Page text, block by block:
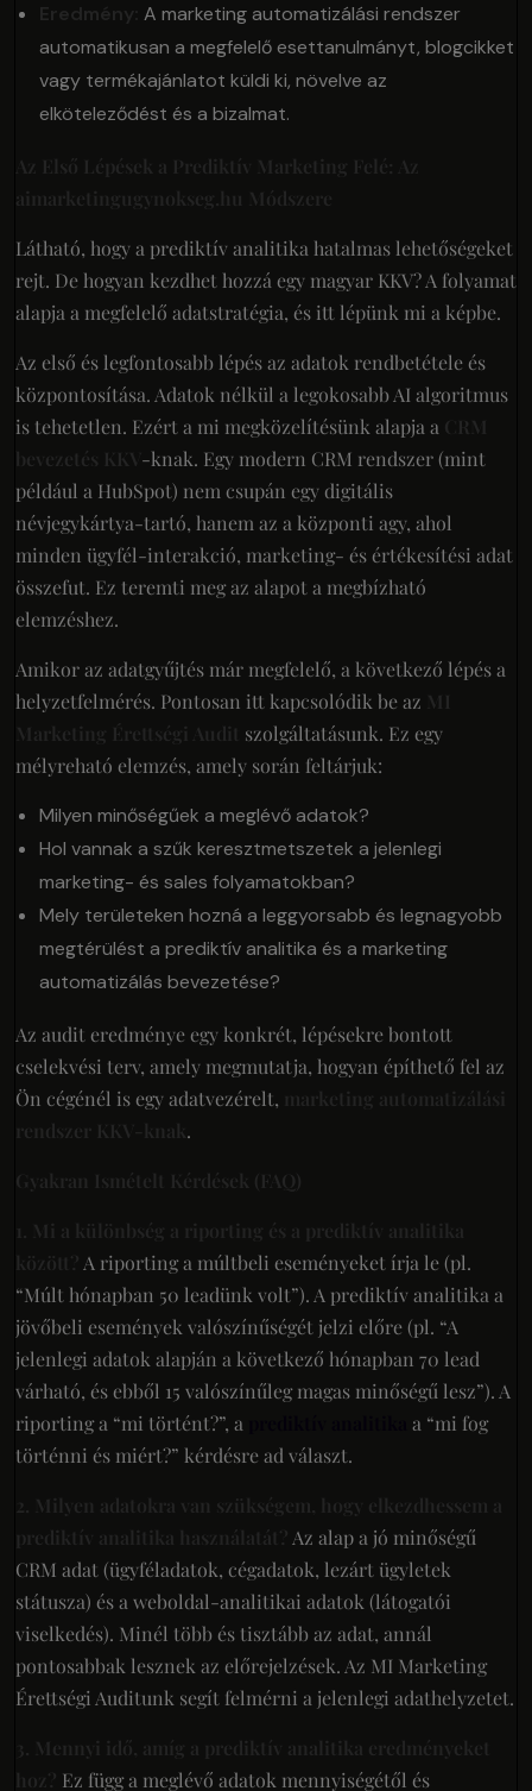
A marketing automatizálási rendszer
automatikusan a megfelelő esettanulmányt, blogcikket
vagy termékajánlatot küldi ki, növelve az
elköteleződést és a bizalmat.
Az Első Lépések a Prediktív Marketing Felé: Az
aimarketingugynokseg.hu Módszere
Látható, hogy a prediktív analitika hatalmas lehetőségeket
rejt. De hogyan kezdhet hozzá egy magyar KKV? A folyamat
alapja a megfelelő adatstratégia, és itt lépünk mi a képbe.
Az első és legfontosabb lépés az adatok rendbetétele és
központosítása. Adatok nélkül a legokosabb AI algoritmus
is tehetetlen. Ezért a mi megközelítésünk alapja a
CRM
bevezetés KKV -knak. Egy modern CRM rendszer (mint
például a HubSpot) nem csupán egy digitális
névjegykártya-tartó, hanem az a központi agy, ahol
minden ügyfél-interakció, marketing- és értékesítési adat
összefut. Ez teremti meg az alapot a megbízható
elemzéshez.
Amikor az adatgyűjtés már megfelelő, a következő lépés a
helyzetfelmérés. Pontosan itt kapcsolódik be az MI
Marketing Érettségi Audit
szolgáltatásunk. Ez egy
mélyreható elemzés, amely során feltárjuk:
Milyen minőségűek a meglévő adatok?
Hol vannak a szűk keresztmetszetek a jelenlegi
marketing- és sales folyamatokban?
Mely területeken hozná a leggyorsabb és legnagyobb
megtérülést a prediktív analitika és a marketing
automatizálás bevezetése?
Az audit eredménye egy konkrét, lépésekre bontott
cselekvési terv, amely megmutatja, hogyan építhető fel az
Ön cégénél is egy adatvezérelt,
marketing automatizálási
rendszer KKV-knak .
Gyakran Ismételt Kérdések (FAQ)
1. Mi a különbség a riporting és a prediktív analitika
között?
A riporting a múltbeli eseményeket írja le (pl.
“Múlt hónapban 50 leadünk volt”). A prediktív analitika a
jövőbeli események valószínűségét jelzi előre (pl. “A
jelenlegi adatok alapján a következő hónapban 70 lead
várható, és ebből 15 valószínűleg magas minőségű lesz”). A
riporting a “mi történt?”, a
a “mi fog
történni és miért?” kérdésre ad választ.
2. Milyen adatokra van szükségem, hogy elkezdhessem a
prediktív analitika használatát?
Az alap a jó minőségű
CRM adat (ügyféladatok, cégadatok, lezárt ügyletek
státusza) és a weboldal-analitikai adatok (látogatói
viselkedés). Minél több és tisztább az adat, annál
pontosabbak lesznek az előrejelzések. Az MI Marketing
Érettségi Auditunk segít felmérni a jelenlegi adathelyzetet.
3. Mennyi idő, amíg a prediktív analitika eredményeket
hoz?
Ez függ a meglévő adatok mennyiségétől és